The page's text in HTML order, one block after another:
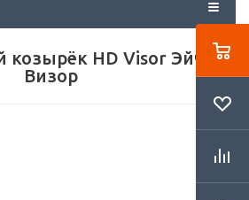
козырёк HD Visor ЭйчДи
Визор